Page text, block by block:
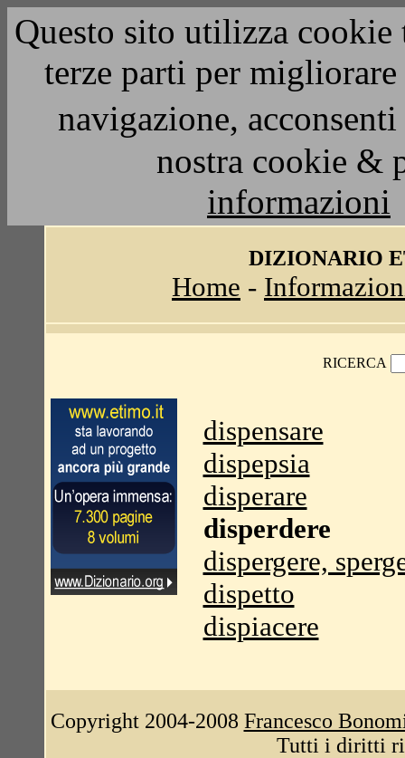
Questo sito utilizza
terze parti per
navigazione,
nostra cookie &
informazioni
DIZIONARIO
Home -
RICERCA
dispensare
dispepsia
disperare
disperdere
dispergere,
dispetto
dispiacere
Copyright 2004-2008 Francesco
Tutti i diritti